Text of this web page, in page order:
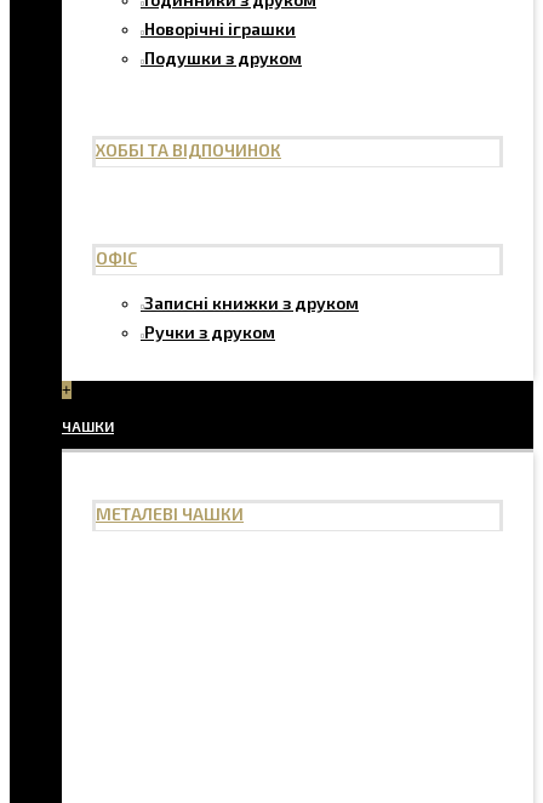
Новорічні іграшки
Подушки з друком
ХОББІ ТА ВІДПОЧИНОК
ОФІС
Записні книжки з друком
Ручки з друком
+
ЧАШКИ
МЕТАЛЕВІ ЧАШКИ